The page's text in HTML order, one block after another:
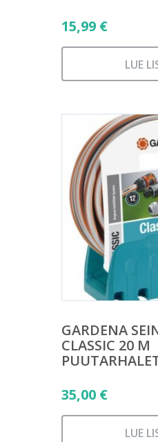
15,99 €
LUE
GARDENA
CLASSIC 20 M
35,00 €
LUE